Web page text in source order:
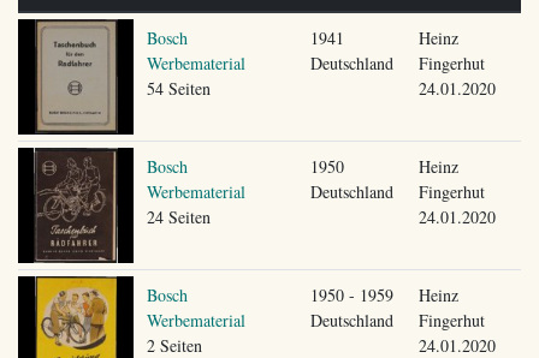
Bosch
Werbematerial
54 Seiten
1941
Deutschland
Heinz
Fingerhut
24.01.2020
Bosch
Werbematerial
24 Seiten
1950
Deutschland
Heinz
Fingerhut
24.01.2020
Bosch
Werbematerial
2 Seiten
1950 - 1959
Deutschland
Heinz
Fingerhut
24.01.2020